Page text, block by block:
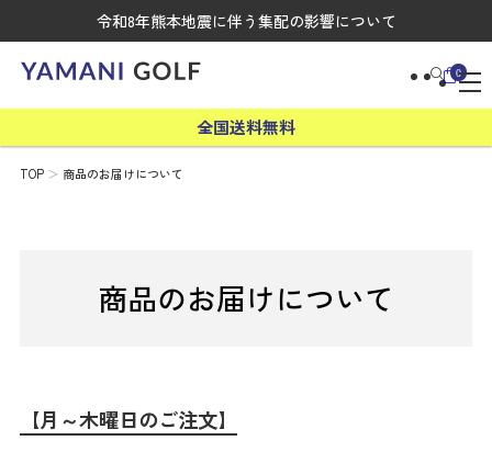
令和8年熊本地震に伴う集配の影響について
0
全国送料無料
TOP 商品のお届けについて
商品のお届けについて
【月～木曜日のご注文】